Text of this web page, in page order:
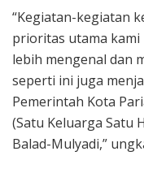
“Kegiatan-kegiatan
prioritas utama
lebih mengenal dan
seperti ini juga
Pemerintah Kota
(Satu Keluarga Satu
Balad-Mulyadi,”